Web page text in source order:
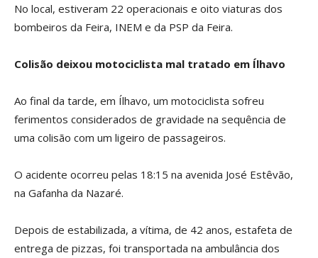
No local, estiveram 22 operacionais e oito viaturas dos
bombeiros da Feira, INEM e da PSP da Feira.
Colisão deixou motociclista mal tratado em Ílhavo
Ao final da tarde, em Ílhavo, um motociclista sofreu
ferimentos considerados de gravidade na sequência de
uma colisão com um ligeiro de passageiros.
O acidente ocorreu pelas 18:15 na avenida José Estêvão,
na Gafanha da Nazaré.
Depois de estabilizada, a vítima, de 42 anos, estafeta de
entrega de pizzas, foi transportada na ambulância dos